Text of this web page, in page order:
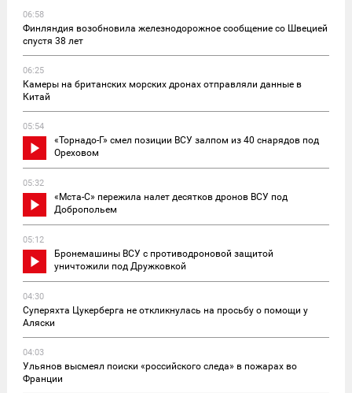
06:58
Финляндия возобновила железнодорожное сообщение со Швецией
спустя 38 лет
06:25
Камеры на британских морских дронах отправляли данные в
Китай
05:54
«Торнадо-Г» смел позиции ВСУ залпом из 40 снарядов под
Ореховом
05:32
«Мста-С» пережила налет десятков дронов ВСУ под
Добропольем
05:12
Бронемашины ВСУ с противодроновой защитой
уничтожили под Дружковкой
04:30
Суперяхта Цукерберга не откликнулась на просьбу о помощи у
Аляски
04:03
Ульянов высмеял поиски «российского следа» в пожарах во
Франции